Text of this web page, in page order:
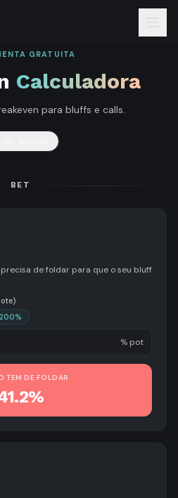
GRATUITA
Calculadora
para bluffs e calls.
BET
de foldar para que o seu bluff
200%
% pot
TEM DE FOLDAR